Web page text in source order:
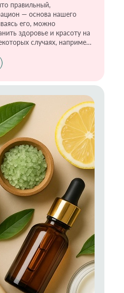
правильный,
— основа нашего
его, можно
здоровье и красоту на
случаях, например,
В это прекрасное время
в дополнительных
в интересном
этой статье.